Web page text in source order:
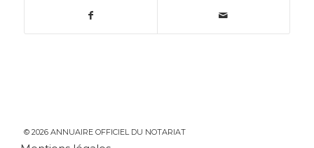
© 2026 ANNUAIRE OFFICIEL DU NOTARIAT